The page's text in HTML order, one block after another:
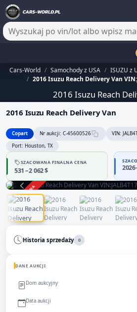
Cars-World / Samochody z USA / ISUZU z
/ 2016 Isuzu Reach Delivery Van
2016 Isuzu Reach
2016 Isuzu Reach Delivery Van
Copart Nr aukcji: C-45600526
VIN:
Port: Houston, TX
SZACOWANA FINALNA CENA
531 – 2 062 $
ZAKOŃCZONA
Historia sprzedaży 0
DANE AUKCJI
Dom aukcyjny
Data aukcji